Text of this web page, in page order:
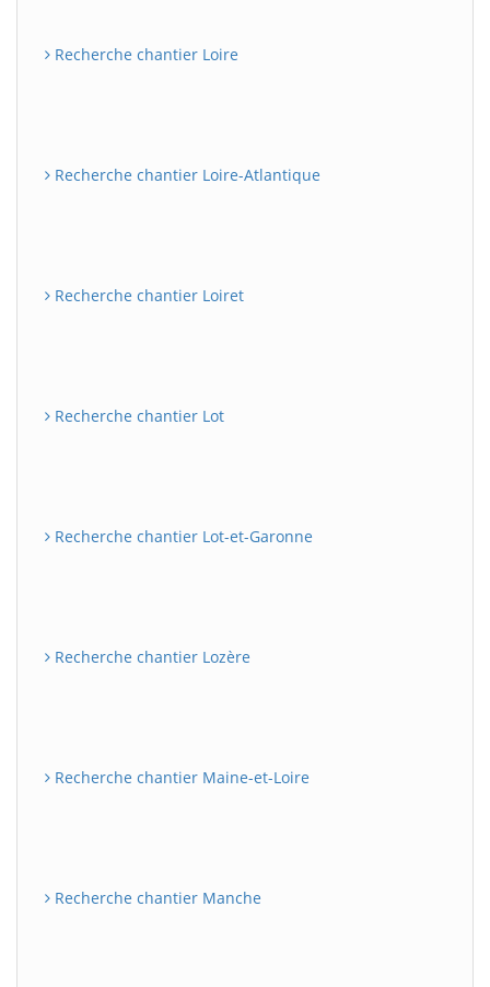
Recherche chantier Loire
Recherche chantier Loire-Atlantique
Recherche chantier Loiret
Recherche chantier Lot
Recherche chantier Lot-et-Garonne
Recherche chantier Lozère
Recherche chantier Maine-et-Loire
Recherche chantier Manche